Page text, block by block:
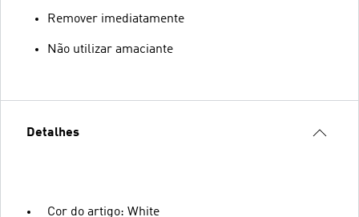
Remover imediatamente
Não utilizar amaciante
Detalhes
Cor do artigo: White